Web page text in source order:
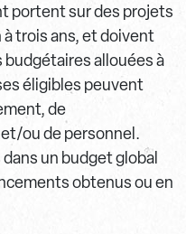
portent sur des projets
à trois ans, et doivent
budgétaires allouées à
éligibles peuvent
de
ou de personnel.
un budget global
obtenus ou en